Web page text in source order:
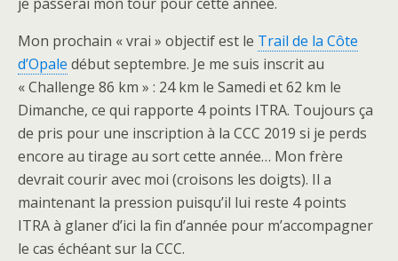
Mon prochain « vrai » objectif est le Trail de la Côte
d’Opale début septembre. Je me suis inscrit au
« Challenge 86 km » : 24 km le Samedi et 62 km le
Dimanche, ce qui rapporte 4 points ITRA. Toujours ça
de pris pour une inscription à la CCC 2019 si je perds
encore au tirage au sort cette année… Mon frère
devrait courir avec moi (croisons les doigts). Il a
maintenant la pression puisqu’il lui reste 4 points
ITRA à glaner d’ici la fin d’année pour m’accompagner
le cas échéant sur la CCC.